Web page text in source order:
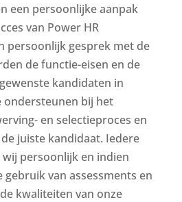
een persoonlijke aanpak
van Power HR
persoonlijk gesprek met de
de functie-eisen en de
kandidaten in
ondersteunen bij het
en selectieproces en
juiste kandidaat. Iedere
persoonlijk en indien
gebruik van assessments en
kwaliteiten van onze